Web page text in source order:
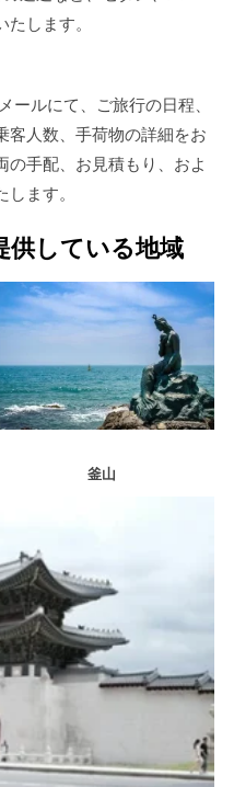
します。
ールにて、ご旅行の日程、
客人数、手荷物の詳細をお
の手配、お見積もり、およ
ます。
供している地域
釜山